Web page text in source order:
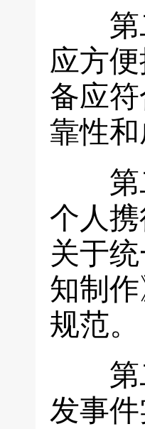
应方
备应
靠性和
个人
关于
知制
规范。
发事